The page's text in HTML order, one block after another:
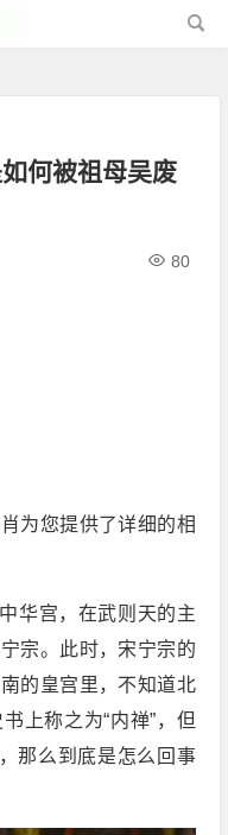
何被祖母吴废
80
为您提供了详细的相
华宫，在武则天的主
宗。此时，宋宁宗的
的皇宫里，不知道北
上称之为“内禅”，但
那么到底是怎么回事